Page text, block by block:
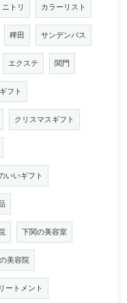
ニトリ カラーリスト
稗田 サンデンバス
エクステ 関門
フト
クリスマスギフト
いいギフト
下関の美容室
美容院
ートメント